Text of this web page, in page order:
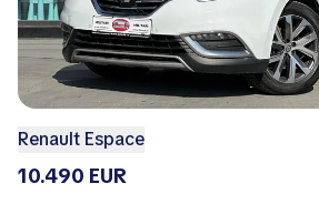
Renault Espace
10.490 EUR